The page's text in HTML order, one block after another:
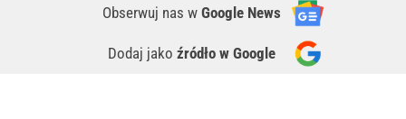
Obserwuj nas w Google News
Dodaj jako źródło w Google